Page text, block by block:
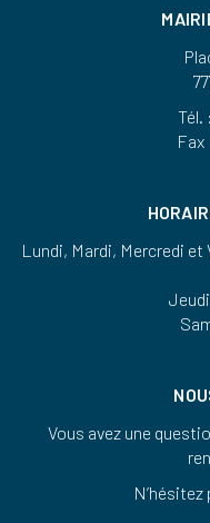
Tél.
Fax
Lundi, Mardi, Mercredi et
Vous avez une